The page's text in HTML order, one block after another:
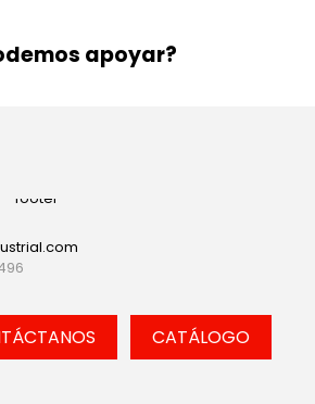
apoyar?
CATÁLOGO